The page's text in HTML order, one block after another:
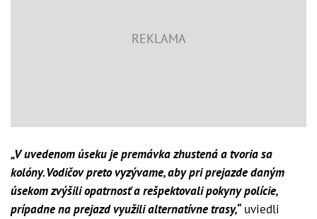
„V uvedenom úseku je premávka zhustená a tvoria sa
kolóny. Vodičov preto vyzývame, aby pri prejazde daným
úsekom zvýšili opatrnosť a rešpektovali pokyny polície,
prípadne na prejazd využili alternatívne trasy,“uviedli